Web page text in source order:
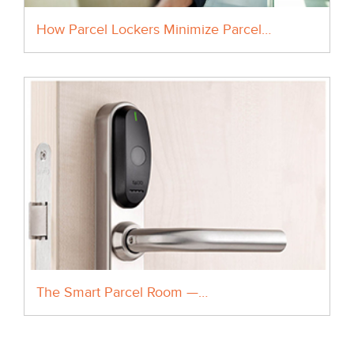
How Parcel Lockers Minimize Parcel…
The Smart Parcel Room —…